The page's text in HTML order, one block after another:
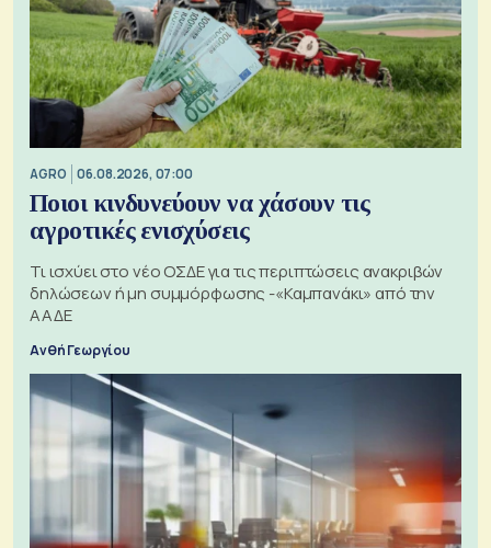
AGRO 06.08.2026, 07:00
Ποιοι κινδυνεύουν να χάσουν τις
αγροτικές ενισχύσεις
Τι ισχύει στο νέο ΟΣΔΕ για τις περιπτώσεις ανακριβών
δηλώσεων ή μη συμμόρφωσης -«Καμπανάκι» από την
ΑΑΔΕ
Ανθή Γεωργίου